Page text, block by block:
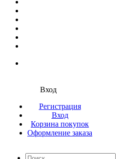
Вход
Регистрация
Вход
Корзина покупок
Оформление заказа